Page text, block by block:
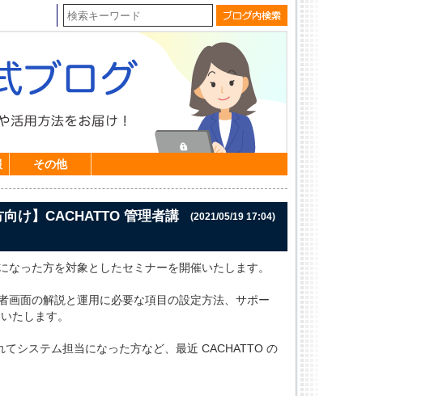
その他
(2021/05/19 17:04)
け】CACHATTO 管理者講
った方を対象としたセミナーを開催いたします。
画面の解説と運用に必要な項目の設定方法、サポー
たします。
システム担当になった方など、最近 CACHATTO の